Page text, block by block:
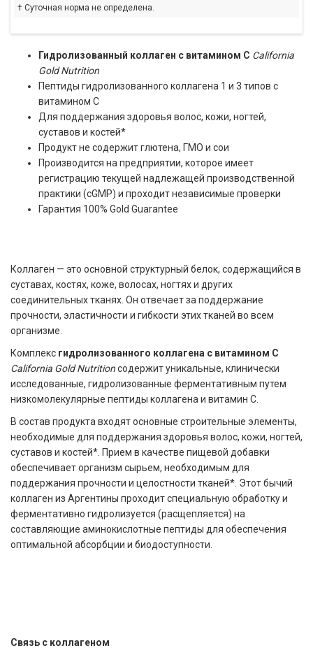
† Суточная норма не определена.
Гидролизованный коллаген с витамином C California
Gold Nutrition
Пептиды гидролизованного коллагена 1 и 3 типов с
витамином C
Для поддержания здоровья волос, кожи, ногтей,
суставов и костей*
Продукт не содержит глютена, ГМО и сои
Производится на предприятии, которое имеет
регистрацию текущей надлежащей производственной
практики (cGMP) и проходит независимые проверки
Гарантия 100% Gold Guarantee
Коллаген — это основной структурный белок, содержащийся в
суставах, костях, коже, волосах, ногтях и других
соединительных тканях. Он отвечает за поддержание
прочности, эластичности и гибкости этих тканей во всем
организме.
Комплекс гидролизованного коллагена с витамином C
California Gold Nutritionсодержит уникальные, клинически
исследованные, гидролизованные ферментативным путем
низкомолекулярные пептиды коллагена и витамин C.
В состав продукта входят основные строительные элементы,
необходимые для поддержания здоровья волос, кожи, ногтей,
суставов и костей*. Прием в качестве пищевой добавки
обеспечивает организм сырьем, необходимым для
поддержания прочности и целостности тканей*. Этот бычий
коллаген из Аргентины проходит специальную обработку и
ферментативно гидролизуется (расщепляется) на
составляющие аминокислотные пептиды для обеспечения
оптимальной абсорбции и биодоступности.
Связь с коллагеном